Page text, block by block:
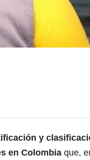
y
en Colombia que,